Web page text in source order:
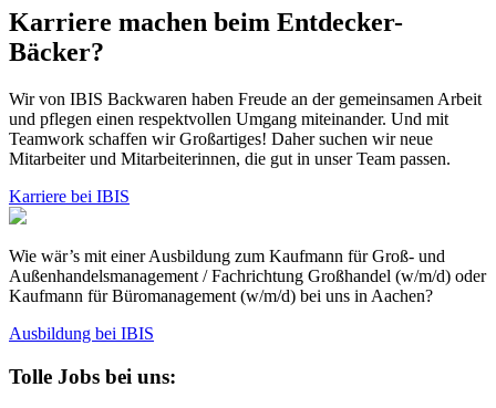
Karriere machen beim Entdecker-
Bäcker?
Wir von IBIS Backwaren haben Freude an der gemeinsamen Arbeit
und pflegen einen respektvollen Umgang miteinander. Und mit
Teamwork schaffen wir Großartiges! Daher suchen wir neue
Mitarbeiter und Mitarbeiterinnen, die gut in unser Team passen.
Karriere bei IBIS
Wie wär’s mit einer Ausbildung zum Kaufmann für Groß- und
Außenhandelsmanagement / Fachrichtung Großhandel (w/m/d) oder
Kaufmann für Büromanagement (w/m/d) bei uns in Aachen?
Ausbildung bei IBIS
Tolle Jobs bei uns: